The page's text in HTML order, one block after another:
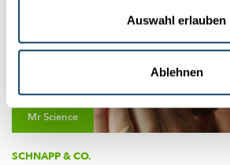
Auswahl erlauben
Ablehnen
Mr Science
SCHNAPP & CO.